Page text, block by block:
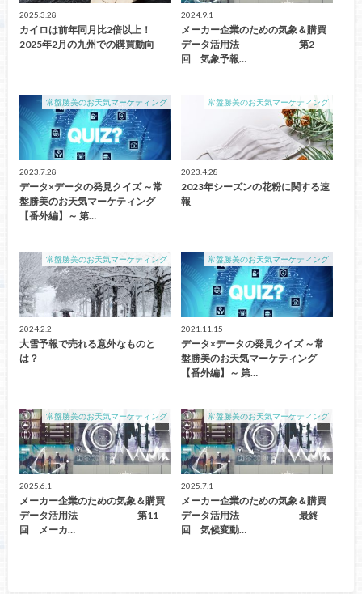
2025.3.28
カイロは前年同月比2倍以上！
2025年2月の九州での購買動向
2024.9.1
メーカー企業のための気象＆購買
データ活用法 第2
回 気象予報…
常盤勝美のお天気マーケティング
2023.7.28
データ×データの発見クイズ ～常
盤勝美のお天気マーケティング
【番外編】～ 第…
常盤勝美のお天気マーケティング
2023.4.28
2023年シーズンの花粉に関する速
報
常盤勝美のお天気マーケティング
2024.2.2
大雪予報で売れる意外なものと
は？
常盤勝美のお天気マーケティング
2021.11.15
データ×データの発見クイズ ～常
盤勝美のお天気マーケティング
【番外編】～ 第…
常盤勝美のお天気マーケティング
2025.6.1
メーカー企業のための気象＆購買
データ活用法 第11
回 メーカ…
常盤勝美のお天気マーケティング
2025.7.1
メーカー企業のための気象＆購買
データ活用法 最終
回 気候変動…